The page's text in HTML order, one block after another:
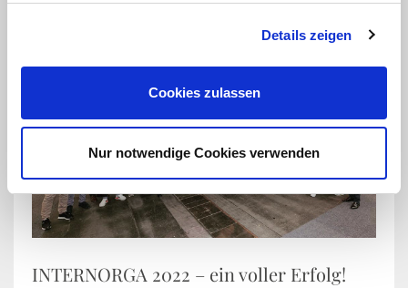
Details zeigen
Cookies zulassen
Nur notwendige Cookies verwenden
INTERNORGA 2022 – ein voller Erfolg!